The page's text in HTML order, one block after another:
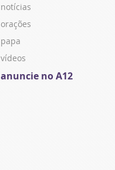
notícias
orações
papa
vídeos
anuncie no A12